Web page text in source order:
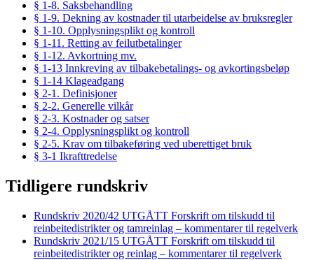
§ 1-8. Saksbehandling
§ 1-9. Dekning av kostnader til utarbeidelse av bruksregler
§ 1-10. Opplysningsplikt og kontroll
§ 1-11. Retting av feilutbetalinger
§ 1-12. Avkortning mv.
§ 1-13 Innkreving av tilbakebetalings- og avkortingsbeløp
§ 1-14 Klageadgang
§ 2-1. Definisjoner
§ 2-2. Generelle vilkår
§ 2-3. Kostnader og satser
§ 2-4. Opplysningsplikt og kontroll
§ 2-5. Krav om tilbakeføring ved uberettiget bruk
§ 3-1 Ikrafttredelse
Tidligere rundskriv
Rundskriv 2020/42 UTGÅTT Forskrift om tilskudd til
reinbeitedistrikter og tamreinlag – kommentarer til regelverk
Rundskriv 2021/15 UTGÅTT Forskrift om tilskudd til
reinbeitedistrikter og reinlag – kommentarer til regelverk